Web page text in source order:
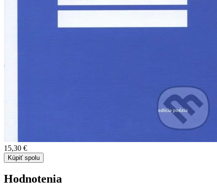
15,30 €
Kúpiť spolu
Hodnotenia